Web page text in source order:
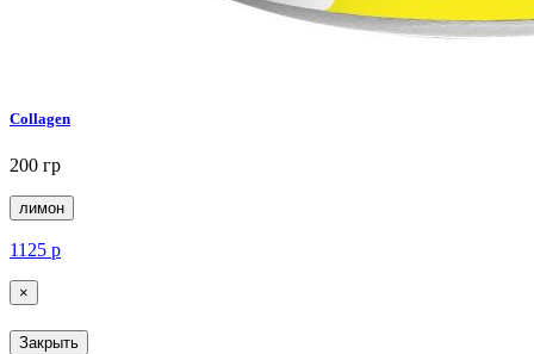
Collagen
200 гр
лимон
1125 р
×
Закрыть